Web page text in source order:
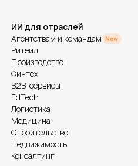
ИИ для отраслей
Агентствам и командам New
Ритейл
Производство
Финтех
B2B-сервисы
EdTech
Логистика
Медицина
Строительство
Недвижимость
Консалтинг